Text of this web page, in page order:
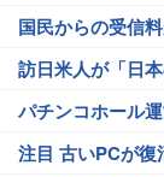
国民からの受信
訪日米人が「日
パチンコホール
注目 古いPCが復